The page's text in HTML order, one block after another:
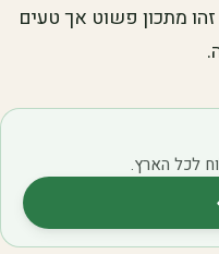
מתכון פשוט אך טעים
לכל הארץ.
בלשונית חדשה)